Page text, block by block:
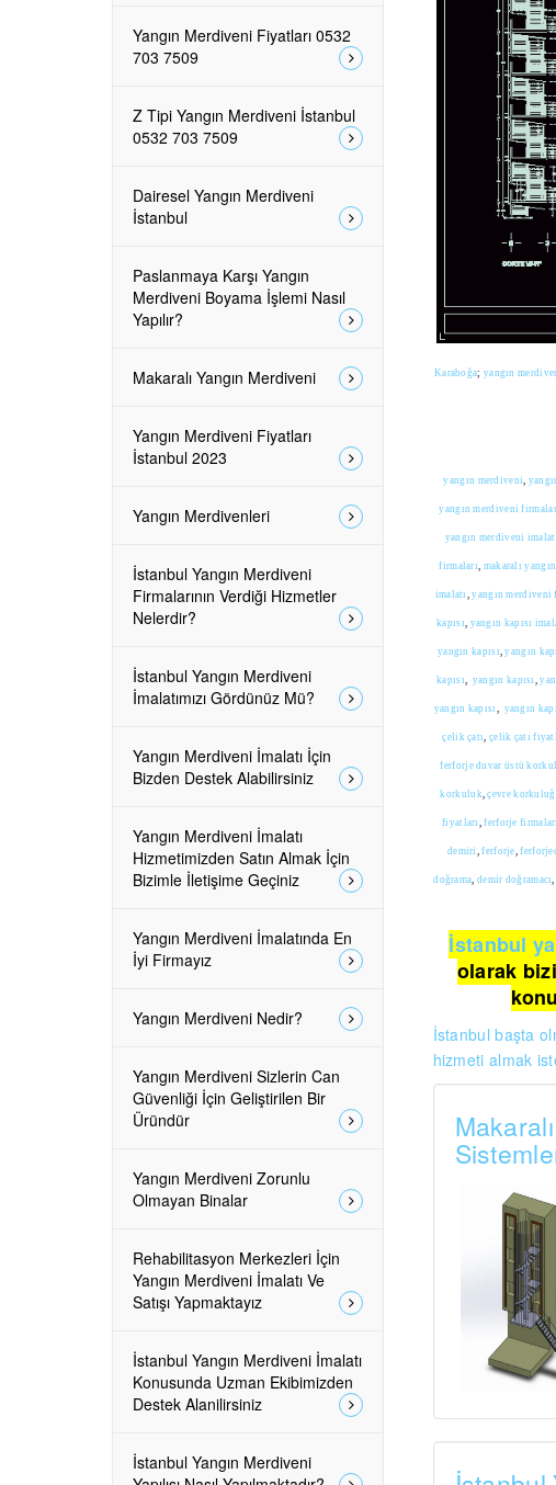
Karaboğa; yangın
yangın merdiveni,
yangın merdiveni
yangın merdiveni
firmaları, makaralı
imalatı ,yangın merdiveni
kapısı, yangın kapısı
yangın kapısı,yangın
kapısı, yangın kapısı ,
yangın kapısı , yangın
çelik çatı, çelik çatı
ferforje duvar üstü
korkuluk,çevre
fiyatları ,ferforje firmaları
demiri ,ferforje,
doğrama, demir doğramacı
İstanbul
olarak
İstanbul başta
hizmeti almak
Yangın Merdiveni Fiyatları 0532
703 7509
Z Tipi Yangın Merdiveni İstanbul
0532 703 7509
Dairesel Yangın Merdiveni
İstanbul
Paslanmaya Karşı Yangın
Merdiveni Boyama İşlemi Nasıl
Yapılır?
Makaralı Yangın Merdiveni
Yangın Merdiveni Fiyatları
İstanbul 2023
Yangın Merdivenleri
İstanbul Yangın Merdiveni
Firmalarının Verdiği Hizmetler
Nelerdir?
İstanbul Yangın Merdiveni
İmalatımızı Gördünüz Mü?
Yangın Merdiveni İmalatı İçin
Bizden Destek Alabilirsiniz
Yangın Merdiveni İmalatı
Hizmetimizden Satın Almak İçin
Bizimle İletişime Geçiniz
Yangın Merdiveni İmalatında En
İyi Firmayız
Yangın Merdiveni Nedir?
Yangın Merdiveni Sizlerin Can
Güvenliği İçin Geliştirilen Bir
Üründür
Yangın Merdiveni Zorunlu
Olmayan Binalar
Rehabilitasyon Merkezleri İçin
Yangın Merdiveni İmalatı Ve
Satışı Yapmaktayız
İstanbul Yangın Merdiveni İmalatı
Konusunda Uzman Ekibimizden
Destek Alanilirsiniz
İstanbul Yangın Merdiveni